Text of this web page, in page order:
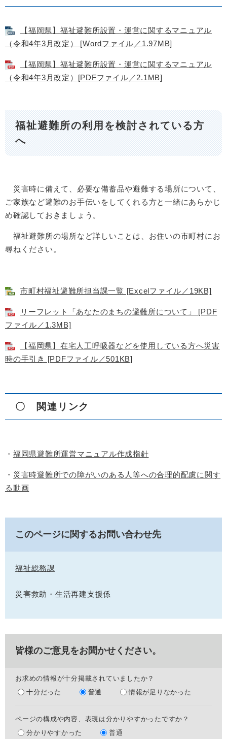
【福岡県】福祉避難所設置・運営に関するマニュアル
（令和4年3月改定） [Wordファイル／1.97MB]
【福岡県】福祉避難所設置・運営に関するマニュアル
（令和4年3月改定）[PDFファイル／2.1MB]
福祉避難所の利用を検討されている方
へ
災害時に備えて、必要な備蓄品や避難する場所について、
ご家族など避難のお手伝いをしてくれる方と一緒にあらかじ
め確認しておきましょう。
福祉避難所の場所など詳しいことは、お住いの市町村にお
尋ねください。
市町村福祉避難所担当課一覧 [Excelファイル／19KB]
リーフレット「あなたのまちの避難所について」 [PDF
ファイル／1.3MB]
【福岡県】在宅人工呼吸器などを使用している方へ災害
時の手引き [PDFファイル／501KB]
〇 関連リンク
・ 福岡県避難所運営マニュアル作成指針
・ 災害時避難所での障がいのある人等への合理的配慮に関す
る動画
このページに関するお問い合わせ先
福祉総務課
災害救助・生活再建支援係
皆様のご意見をお聞かせください。
お求めの情報が十分掲載されていましたか？
十分だった
普通 情報が足りなかった
ページの構成や内容、表現は分かりやすかったですか？
分かりやすかった
普通